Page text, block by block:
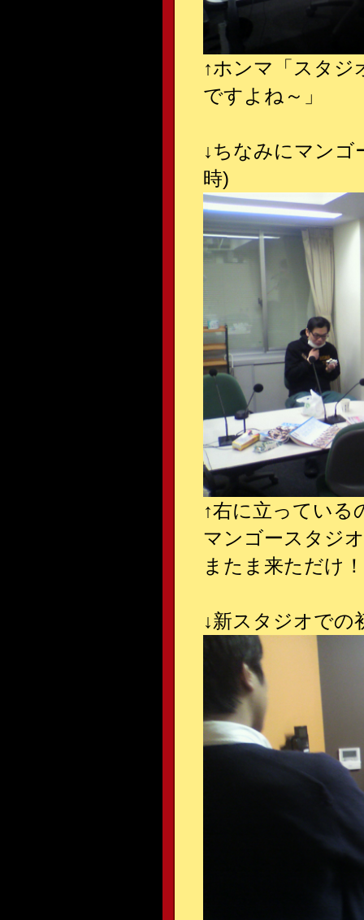
↑ホンマ「スタジ
ですよね～」
↓ちなみにマンゴ
時)
↑右に立っている
マンゴースタジ
またま来ただけ
↓新スタジオでの